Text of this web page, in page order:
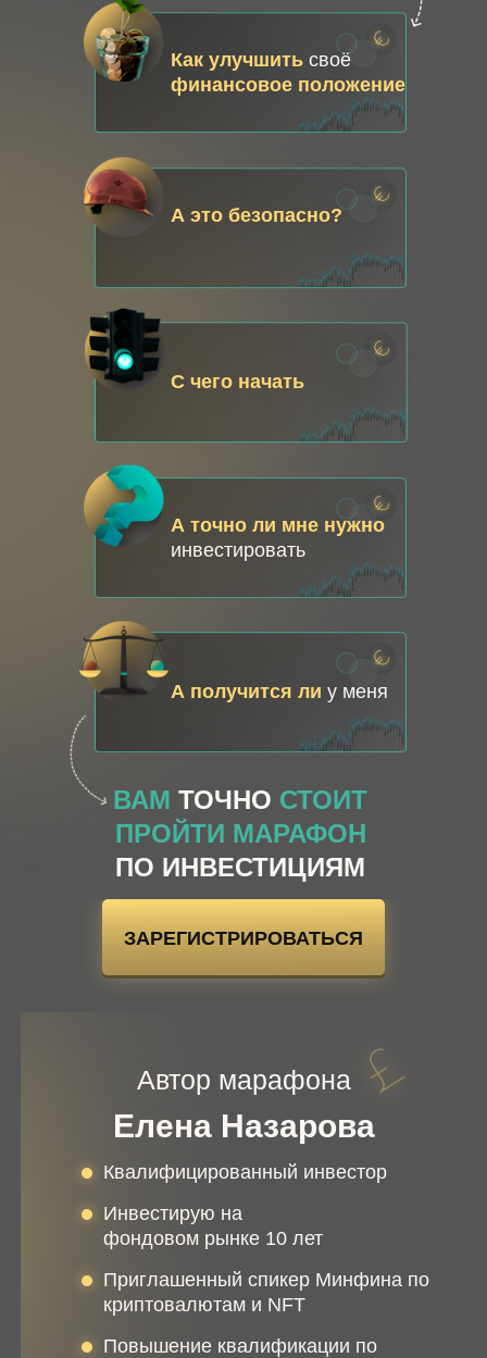
ВАМ ТОЧНО СТОИТ
ПРОЙТИ МАРАФОН
ПО ИНВЕСТИЦИЯМ
Как улучшить своё
финансовое положение
А это безопасно?
С чего начать
А точно ли мне нужно
инвестировать
А получится ли у меня
ЗАРЕГИСТРИРОВАТЬСЯ
Квалифицированный инвестор
Инвестирую на
фондовом рынке 10 лет
Приглашенный спикер Минфина по
криптовалютам и NFT
Повышение квалификации по
Автор марафона
Елена Назарова